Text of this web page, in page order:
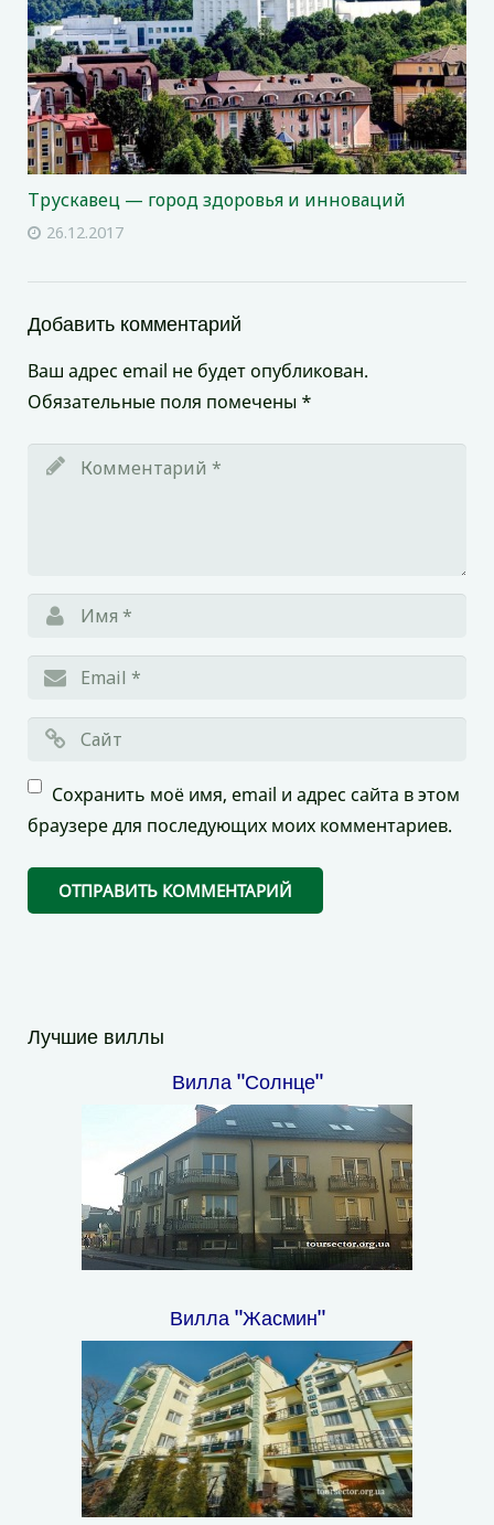
Трускавец — город здоровья и инноваций
26.12.2017
Добавить комментарий
Ваш адрес email не будет опубликован.
Обязательные поля помечены *
Сохранить моё имя, email и адрес сайта в этом
браузере для последующих моих комментариев.
Лучшие виллы
Вилла "Солнце"
Вилла "Жасмин"